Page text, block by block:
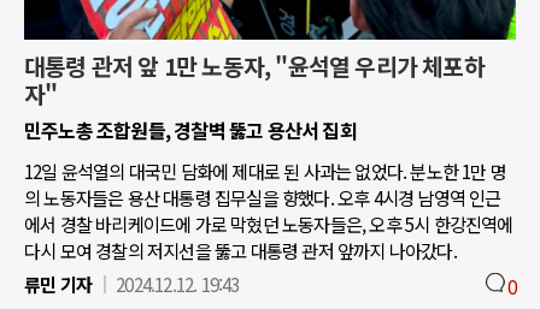
대통령 관저 앞 1만 노동자, "윤석열 우리가 체포하
자"
민주노총 조합원들, 경찰벽 뚫고 용산서 집회
12일 윤석열의 대국민 담화에 제대로 된 사과는 없었다. 분노한 1만 명
의 노동자들은 용산 대통령 집무실을 향했다. 오후 4시경 남영역 인근
에서 경찰 바리케이드에 가로 막혔던 노동자들은, 오후 5시 한강진역에
다시 모여 경찰의 저지선을 뚫고 대통령 관저 앞까지 나아갔다.
류민 기자
2024.12.12. 19:43 0